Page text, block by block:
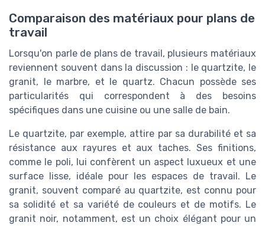
Comparaison des matériaux pour plans de
travail
Lorsqu'on parle de plans de travail, plusieurs matériaux
reviennent souvent dans la discussion : le quartzite, le
granit, le marbre, et le quartz. Chacun possède ses
particularités qui correspondent à des besoins
spécifiques dans une cuisine ou une salle de bain.
Le quartzite, par exemple, attire par sa durabilité et sa
résistance aux rayures et aux taches. Ses finitions,
comme le poli, lui confèrent un aspect luxueux et une
surface lisse, idéale pour les espaces de travail. Le
granit, souvent comparé au quartzite, est connu pour
sa solidité et sa variété de couleurs et de motifs. Le
granit noir, notamment, est un choix élégant pour un